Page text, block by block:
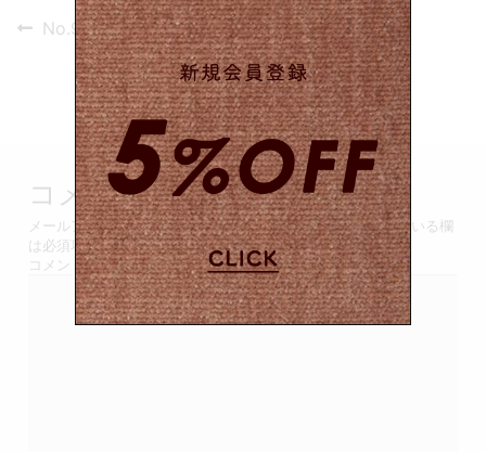
投
ゲ
ー
シ
Previous
post:
No.967
コメントを残す
メールアドレスが公開されることはありません。 *が付いている欄
は必須項目です
コメント